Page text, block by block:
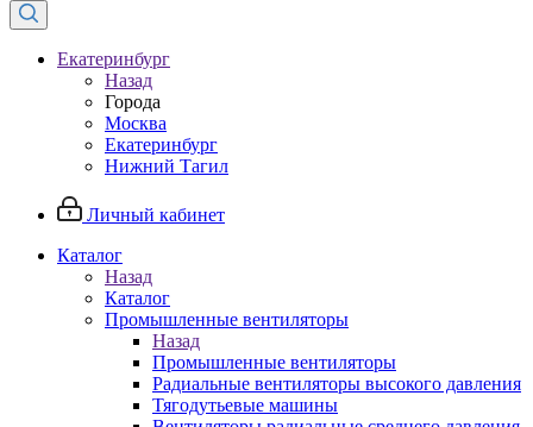
Екатеринбург
Назад
Города
Москва
Екатеринбург
Нижний Тагил
Личный кабинет
Каталог
Назад
Каталог
Промышленные вентиляторы
Назад
Промышленные вентиляторы
Радиальные вентиляторы высокого давления
Тягодутьевые машины